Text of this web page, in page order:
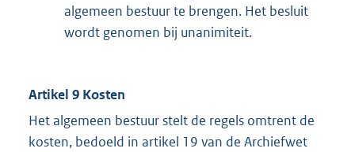
algemeen bestuur te brengen. Het besluit
wordt genomen bij unanimiteit.
Artikel 9 Kosten
Het algemeen bestuur stelt de regels omtrent de
kosten, bedoeld in artikel 19 van de Archiefwet